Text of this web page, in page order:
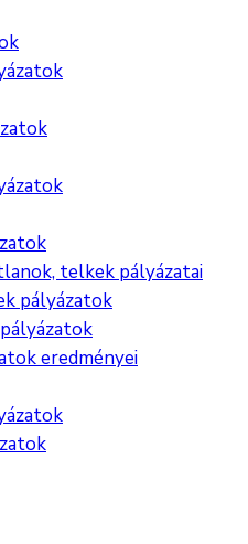
telkek pályázatai
pályázatok
eredményei